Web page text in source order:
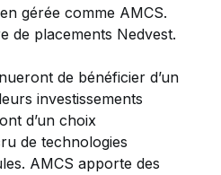
gérée comme AMCS.
de placements Nedvest.
de bénéficier d’un
investissements
d’un choix
de technologies
AMCS apporte des